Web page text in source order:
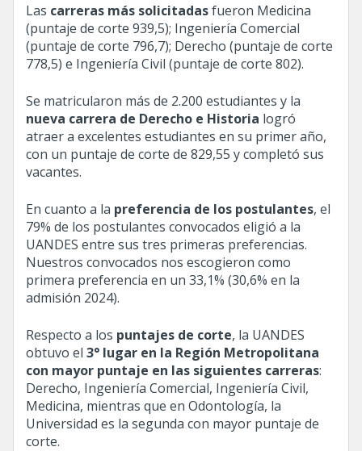
Las carreras más solicitadasfueron Medicina
(puntaje de corte 939,5); Ingeniería Comercial
(puntaje de corte 796,7); Derecho (puntaje de corte
778,5) e Ingeniería Civil (puntaje de corte 802).
Se matricularon más de 2.200 estudiantes y la
nueva carrera de Derecho e Historia logró
atraer a excelentes estudiantes en su primer año,
con un puntaje de corte de 829,55 y completó sus
vacantes.
En cuanto a la preferencia de los postulantes, el
79% de los postulantes convocados eligió a la
UANDES entre sus tres primeras preferencias.
Nuestros convocados nos escogieron como
primera preferencia en un 33,1% (30,6% en la
admisión 2024).
Respecto a los puntajes de corte, la UANDES
obtuvo el 3° lugar en la Región Metropolitana
con mayor puntaje en las siguientes carreras:
Derecho, Ingeniería Comercial, Ingeniería Civil,
Medicina, mientras que en Odontología, la
Universidad es la segunda con mayor puntaje de
corte.